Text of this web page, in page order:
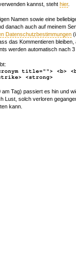
kannst, steht hier.
Namen sowie eine
danach auch auf meinem
Datenschutzbestimmungen
das Kommentieren
werden automatisch nach 3
title=""> <b>
<strong>
Tag) passiert es hin und
Lust, solch verloren
kann.